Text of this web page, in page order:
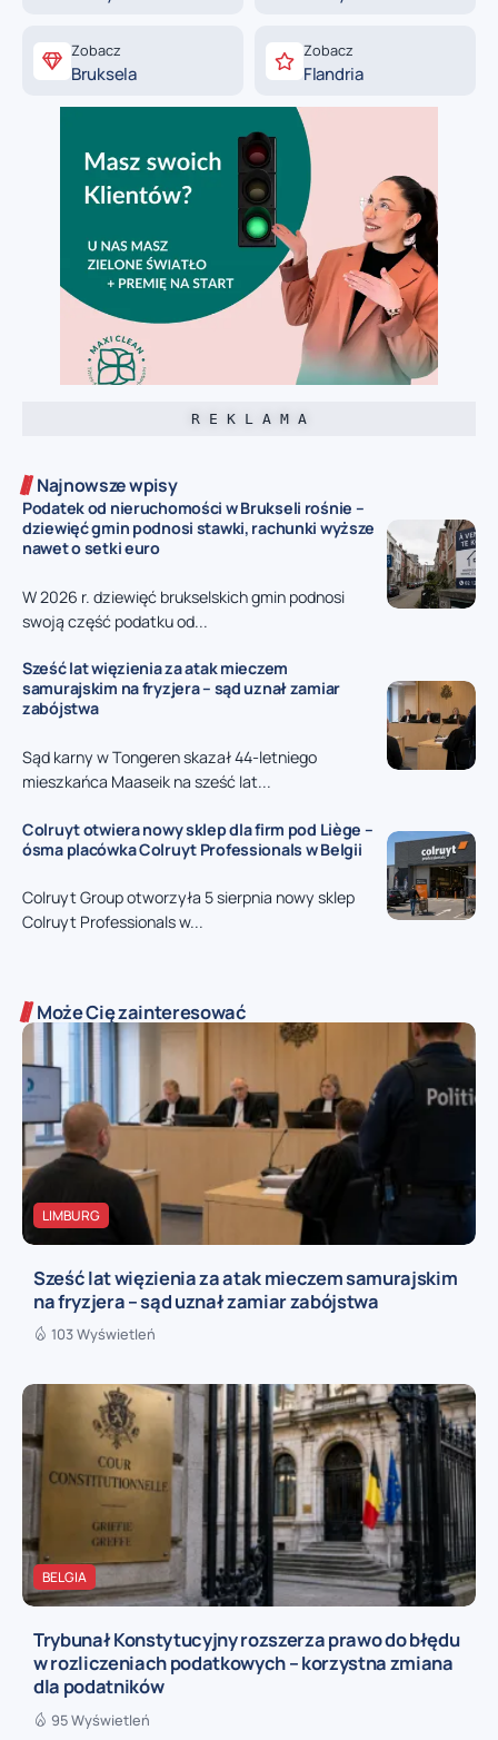
Zobacz
Bruksela
Zobacz
Flandria
R E K L A M A
Najnowsze wpisy
Podatek od nieruchomości w Brukseli rośnie –
dziewięć gmin podnosi stawki, rachunki wyższe
nawet o setki euro
W 2026 r. dziewięć brukselskich gmin podnosi
swoją część podatku od...
Sześć lat więzienia za atak mieczem
samurajskim na fryzjera – sąd uznał zamiar
zabójstwa
Sąd karny w Tongeren skazał 44-letniego
mieszkańca Maaseik na sześć lat...
Colruyt otwiera nowy sklep dla firm pod Liège –
ósma placówka Colruyt Professionals w Belgii
Colruyt Group otworzyła 5 sierpnia nowy sklep
Colruyt Professionals w...
Może Cię zainteresować
LIMBURG
Sześć lat więzienia za atak mieczem samurajskim
na fryzjera – sąd uznał zamiar zabójstwa
103 Wyświetleń
BELGIA
Trybunał Konstytucyjny rozszerza prawo do błędu
w rozliczeniach podatkowych – korzystna zmiana
dla podatników
95 Wyświetleń